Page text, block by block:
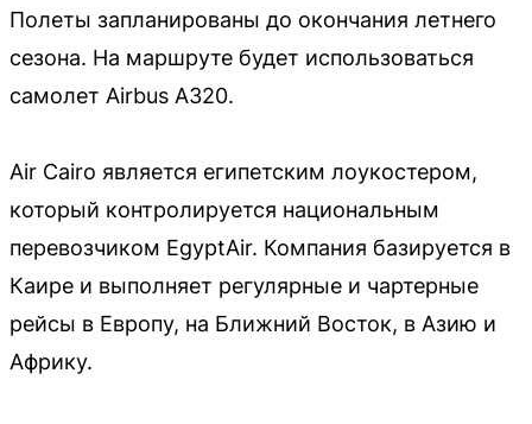
Полеты запланированы до окончания летнего
сезона. На маршруте будет использоваться
самолет Airbus A320.
Air Cairo является египетским лоукостером,
который контролируется национальным
перевозчиком EgyptAir. Компания базируется в
Каире и выполняет регулярные и чартерные
рейсы в Европу, на Ближний Восток, в Азию и
Африку.